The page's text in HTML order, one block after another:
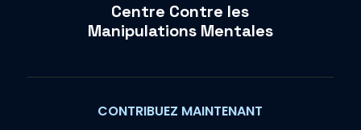
Centre Contre les
Manipulations Mentales
CONTRIBUEZ MAINTENANT